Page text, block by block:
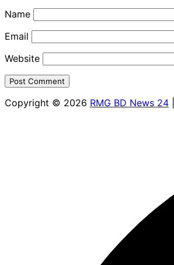
Name
Email
Website
Copyright © 2026 RMG BD News 24